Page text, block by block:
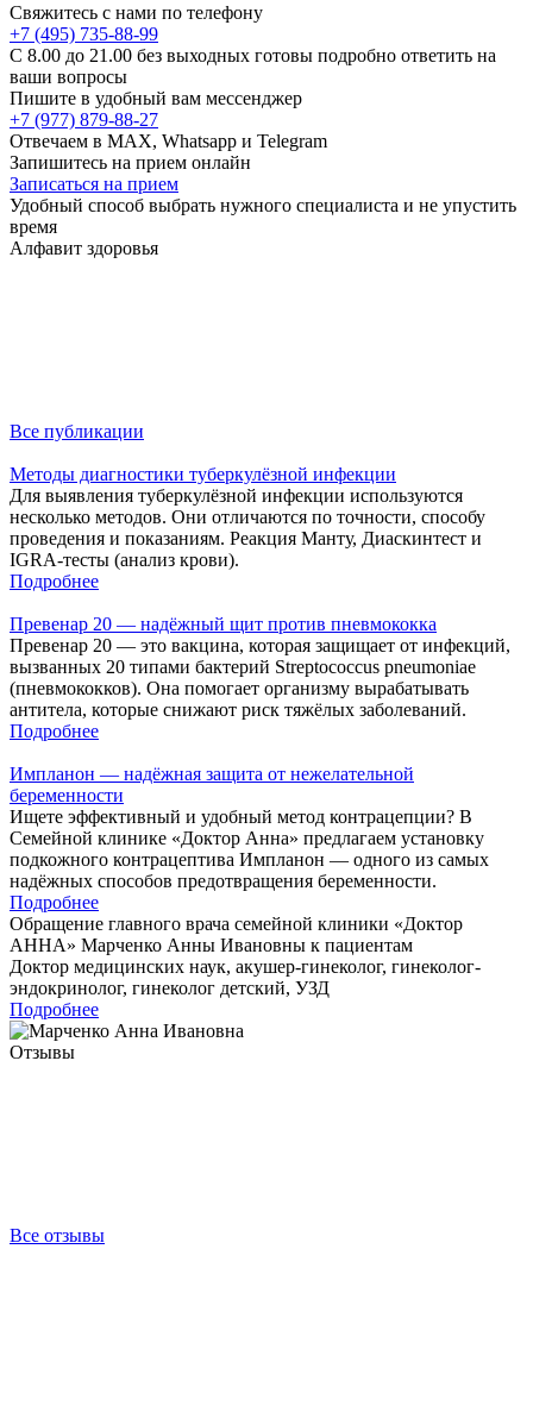
Свяжитесь с нами по телефону
+7 (495) 735-88-99
C 8.00 до 21.00 без выходных готовы подробно ответить на
ваши вопросы
Пишите в удобный вам мессенджер
+7 (977) 879-88-27
Отвечаем в MAX, Whatsapp и Telegram
Запишитесь на прием онлайн
Записаться на прием
Удобный способ выбрать нужного специалиста и не упустить
время
Алфавит здоровья
Все публикации
Методы диагностики туберкулёзной инфекции
Для выявления туберкулёзной инфекции используются
несколько методов. Они отличаются по точности, способу
проведения и показаниям. Реакция Манту, Диаскинтест и
IGRA-тесты (анализ крови).
Подробнее
Превенар 20 — надёжный щит против пневмококка
Превенар 20 — это вакцина, которая защищает от инфекций,
вызванных 20 типами бактерий Streptococcus pneumoniae
(пневмококков). Она помогает организму вырабатывать
антитела, которые снижают риск тяжёлых заболеваний.
Подробнее
Импланон — надёжная защита от нежелательной
беременности
Ищете эффективный и удобный метод контрацепции? В
Семейной клинике «Доктор Анна» предлагаем установку
подкожного контрацептива Импланон — одного из самых
надёжных способов предотвращения беременности.
Подробнее
Обращение главного врача семейной клиники «Доктор
АННА» Марченко Анны Ивановны к пациентам
Доктор медицинских наук, акушер-гинеколог, гинеколог-
эндокринолог, гинеколог детский, УЗД
Подробнее
Отзывы
Все отзывы